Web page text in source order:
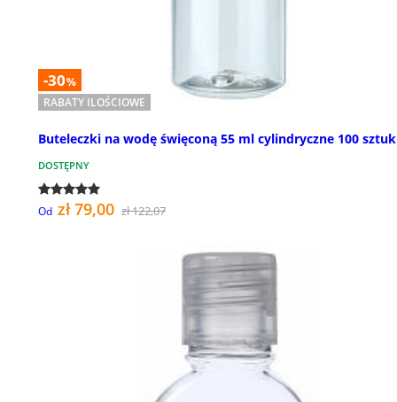
-30%
RABATY ILOŚCIOWE
Buteleczki na wodę święconą 55 ml cylindryczne 100 sztuk
DOSTĘPNY
Od zł 79,00 zł 122,07